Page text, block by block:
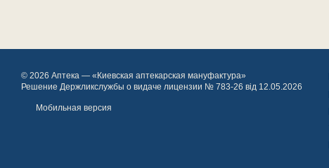
© 2026 Аптека — «Киевская аптекарская мануфактура»
Решение Держликслужбы о видаче лицензии № 783-26 від 12.05.2026
Мобильная версия